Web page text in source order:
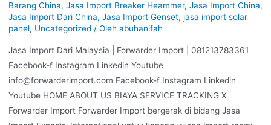
Barang China, Jasa Import Breaker Heammer, Jasa Import China,
Jasa Import Dari China, Jasa Import Genset, jasa import solar
panel, Uncategorized/ Oleh abuhanifah
Jasa Import Dari Malaysia | Forwarder Import | 081213783361
Facebook-f Instagram Linkedin Youtube
info@forwarderimport.com Facebook-f Instagram Linkedin
Youtube HOME ABOUT US BIAYA SERVICE TRACKING X
Forwarder Import Forwarder Import bergerak di bidang Jasa